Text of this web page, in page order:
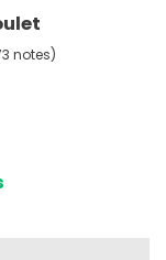
notes)